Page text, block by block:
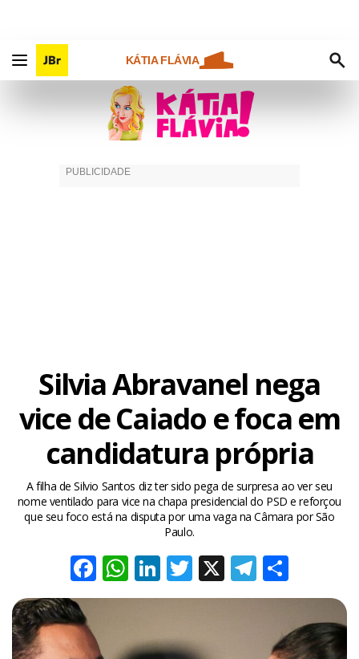
KÁTIA FLÁVIA
Silvia Abravanel nega
vice de Caiado e foca em
candidatura própria
A filha de Silvio Santos diz ter sido pega de surpresa ao ver seu
nome ventilado para vice na chapa presidencial do PSD e reforçou
que seu foco está na disputa por uma vaga na Câmara por São
Paulo.
Facebook
WhatsApp
LinkedIn
Twitter
X